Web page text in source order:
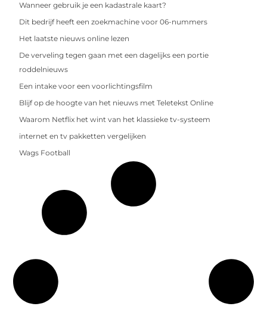
Wanneer gebruik je een kadastrale kaart?
Dit bedrijf heeft een zoekmachine voor 06-nummers
Het laatste nieuws online lezen
De verveling tegen gaan met een dagelijks een portie
roddelnieuws
Een intake voor een voorlichtingsfilm
Blijf op de hoogte van het nieuws met Teletekst Online
Waarom Netflix het wint van het klassieke tv-systeem
internet en tv pakketten vergelijken
Wags Football